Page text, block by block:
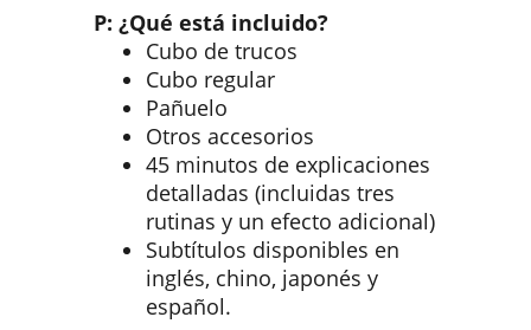
P: ¿Qué está incluido?
Cubo de trucos
Cubo regular
Pañuelo
Otros accesorios
45 minutos de explicaciones
detalladas (incluidas tres
rutinas y un efecto adicional)
Subtítulos disponibles en
inglés, chino, japonés y
español.